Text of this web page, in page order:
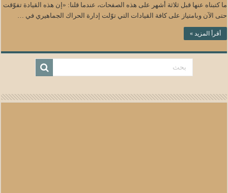
ما كتبناه عنها قبل ثلاثة أشهر على هذه الصفحات، عندما قلنا: «إن هذه القيادة تفوّقت
حتى الآن وبامتياز على كافة القيادات التي توّلت إدارة الحراك الجماهيري في …
أقرأ المزيد »